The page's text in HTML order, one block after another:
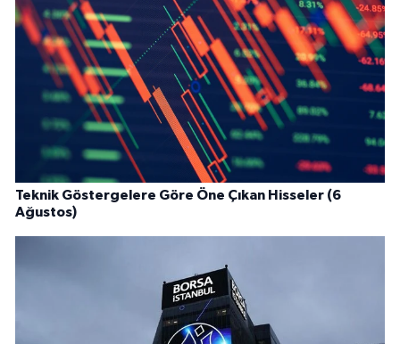
Teknik Göstergelere Göre Öne Çıkan Hisseler (6
Ağustos)